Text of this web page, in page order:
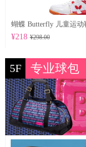
¥218 ¥298.00
5F 专业球包